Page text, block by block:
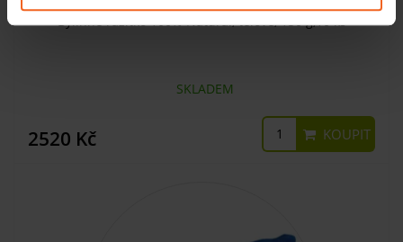
Bylinné razítko 100% Natural, tělové, 150 g,10 ks
SKLADEM
2520 Kč KOUPIT